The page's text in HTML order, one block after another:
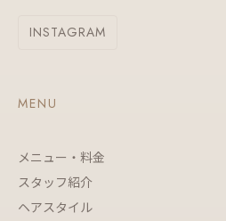
INSTAGRAM
MENU
メニュー・料金
スタッフ紹介
ヘアスタイル